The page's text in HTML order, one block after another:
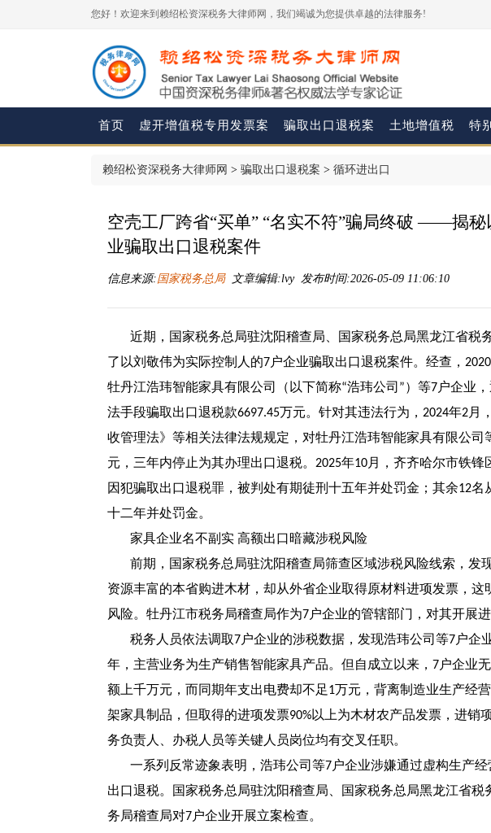
您好！欢迎来到赖绍松资深税务大律师网，我们竭诚为您提供卓越的法律服务!
首页 虚开增值税专用发票案 骗取出口退税案 土地增值税 特
赖绍松资深税务大律师网 > 骗取出口退税案 > 循环进出口
空壳工厂跨省“买单” “名实不符”骗局终破 ——揭
业骗取出口退税案件
信息来源:国家税务总局文章编辑:lvy 发布时间:2026-05-09 11:06:10
近期，国家税务总局驻沈阳稽查局、国家税务总局黑龙江省税
了以刘敬伟为实际控制人的7户企业骗取出口退税案件。经查， 2020
牡丹江浩玮智能家具有限公司（以下简称“浩玮公司 ”）等7户企业
法手段骗取出口退税款6697.45万元。针对其违法行为， 2024年2月
收管理法》等相关法律法规规定，对牡丹江浩玮智能家具有限公司
元，三年内停止为其办理出口退税。 2025年10月，齐齐哈尔市铁锋
因犯骗取出口退税罪，被判处有期徒刑十五年并处罚金；其余12名
十二年并处罚金。
家具企业名不副实 高额出口暗藏涉税风险
前期，国家税务总局驻沈阳稽查局筛查区域涉税风险线索，发
资源丰富的本省购进木材，却从外省企业取得原材料进项发票，
风险。牡丹江市税务局稽查局作为7户企业的管辖部门，对其开展进
税务人员依法调取7户企业的涉税数据，发现浩玮公司等7户企
年，主营业务为生产销售智能家具产品。但自成立以来， 7户企业
额上千万元，而同期年支出电费却不足1万元，背离制造业生产经
架家具制品，但取得的进项发票90%以上为木材农产品发票，进销
务负责人、办税人员等关键人员岗位均有交叉任职。
一系列反常迹象表明，浩玮公司等7户企业涉嫌通过虚构生产
出口退税。国家税务总局驻沈阳稽查局、国家税务总局黑龙江省
务局稽查局对7户企业开展立案检查。